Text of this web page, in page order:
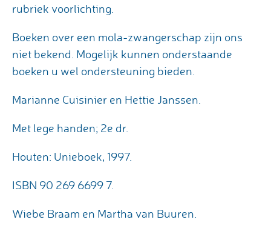
rubriek voorlichting.
Boeken over een mola-zwangerschap zijn ons
niet bekend. Mogelijk kunnen onderstaande
boeken u wel ondersteuning bieden.
Marianne Cuisinier en Hettie Janssen.
Met lege handen; 2e dr.
Houten: Unieboek, 1997.
ISBN 90 269 6699 7.
Wiebe Braam en Martha van Buuren.